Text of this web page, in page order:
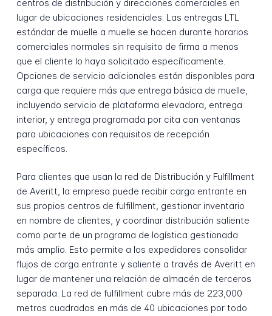
centros de distribución y direcciones comerciales en
lugar de ubicaciones residenciales. Las entregas LTL
estándar de muelle a muelle se hacen durante horarios
comerciales normales sin requisito de firma a menos
que el cliente lo haya solicitado específicamente.
Opciones de servicio adicionales están disponibles para
carga que requiere más que entrega básica de muelle,
incluyendo servicio de plataforma elevadora, entrega
interior, y entrega programada por cita con ventanas
para ubicaciones con requisitos de recepción
específicos.
Para clientes que usan la red de Distribución y Fulfillment
de Averitt, la empresa puede recibir carga entrante en
sus propios centros de fulfillment, gestionar inventario
en nombre de clientes, y coordinar distribución saliente
como parte de un programa de logística gestionada
más amplio. Esto permite a los expedidores consolidar
flujos de carga entrante y saliente a través de Averitt en
lugar de mantener una relación de almacén de terceros
separada. La red de fulfillment cubre más de 223,000
metros cuadrados en más de 40 ubicaciones por todo